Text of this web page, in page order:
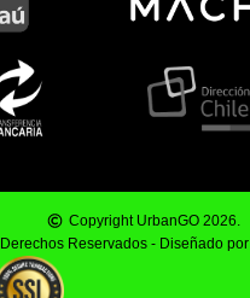
Copyright UrbanGO 2026.
Reservados - Diseñado por